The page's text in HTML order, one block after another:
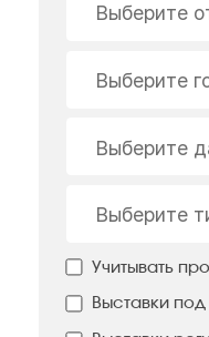
Выберите
Выберите
Выберите
Выберите
Учитывать
Выставки